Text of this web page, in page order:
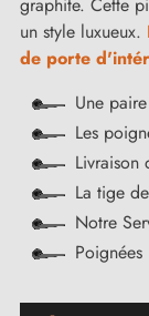
un style luxueux.
de porte
Une
Les
Livraison
La tige
Notre